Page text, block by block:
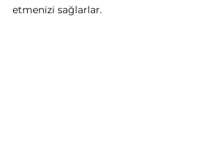
etmenizi sağlarlar.